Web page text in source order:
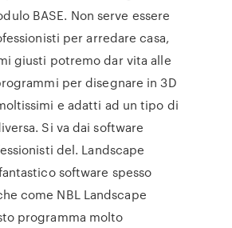
BASE. Non serve essere
per arredare casa,
giusti potremo dar vita alle
per disegnare in 3D
e adatti ad un tipo di
Si va dai software
del. Landscape
software spesso
come NBL Landscape
programma molto